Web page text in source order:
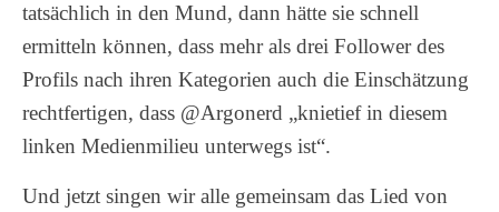
tatsächlich in den Mund, dann hätte sie schnell
ermitteln können, dass mehr als drei Follower des
Profils nach ihren Kategorien auch die Einschätzung
rechtfertigen, dass @Argonerd „knietief in diesem
linken Medienmilieu unterwegs ist“.
Und jetzt singen wir alle gemeinsam das Lied von